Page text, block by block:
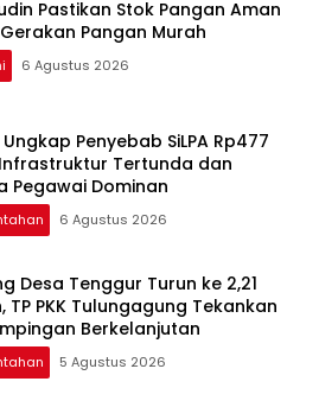
Pastikan Stok Pangan Aman
Pangan Murah
6 Agustus 2026
Ungkap Penyebab SiLPA Rp477
Tertunda dan
Pegawai Dominan
6 Agustus 2026
Desa Tenggur Turun ke 2,21
TP PKK Tulungagung Tekankan
Berkelanjutan
5 Agustus 2026